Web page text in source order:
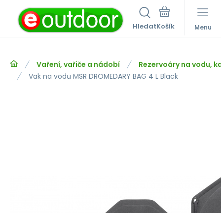
Hledat Menu
Vaření, vařiče a nádobí
Rezervoáry na vodu,
Vak na vodu MSR DROMEDARY BAG 4 L Black